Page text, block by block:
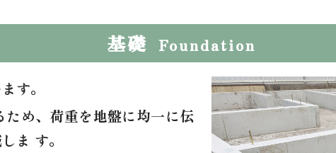
基礎 Foundation
す。
め、荷重を地盤に均一に伝
ま す。